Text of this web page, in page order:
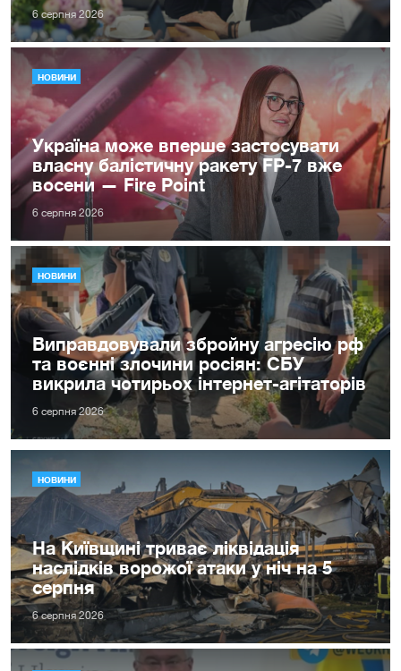
6 серпня 2026
НОВИНИ
Україна може вперше застосувати
власну балістичну ракету FP-7 вже
восени — Fire Point
6 серпня 2026
НОВИНИ
Виправдовували збройну агресію рф
та воєнні злочини росіян: СБУ
викрила чотирьох інтернет-агітаторів
6 серпня 2026
НОВИНИ
На Київщині триває ліквідація
наслідків ворожої атаки у ніч на 5
серпня
6 серпня 2026